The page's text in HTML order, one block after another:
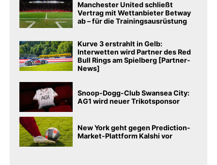
Manchester United schließt
Vertrag mit Wettanbieter Betway
ab – für die Trainingsausrüstung
Kurve 3 erstrahlt in Gelb:
Interwetten wird Partner des Red
Bull Rings am Spielberg [Partner-
News]
Snoop-Dogg-Club Swansea City:
AG1 wird neuer Trikotsponsor
New York geht gegen Prediction-
Market-Plattform Kalshi vor